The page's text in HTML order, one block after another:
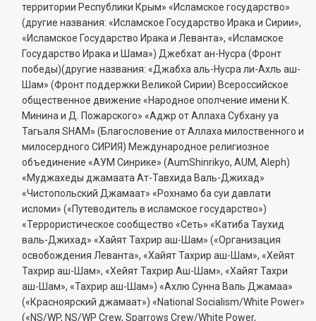
территории Республики Крым» «Исламское государство»
(другие названия: «Исламское Государство Ирака и Сирии»,
«Исламское Государство Ирака и Леванта», «Исламское
Государство Ирака и Шама») Джебхат ан-Нусра (Фронт
победы)(другие названия: «Джабха аль-Нусра ли-Ахль аш-
Шам» (Фронт поддержки Великой Сирии) Всероссийское
общественное движение «Народное ополчение имени К.
Минина и Д. Пожарского» «Аджр от Аллаха Субхану уа
Тагьаля SHAM» (Благословение от Аллаха милоственного и
милосердного СИРИЯ) Международное религиозное
объединение «АУМ Синрике» (AumShinrikyo, AUM, Aleph)
«Муджахеды джамаата Ат-Тавхида Валь-Джихад»
«Чистопольский Джамаат» «Рохнамо ба суи давлати
исломи» («Путеводитель в исламское государство»)
«Террористическое сообщество «Сеть» «Катиба Таухид
валь-Джихад» «Хайят Тахрир аш-Шам» («Организация
освобождения Леванта», «Хайят Тахрир аш-Шам», «Хейят
Тахрир аш-Шам», «Хейят Тахрир Аш-Шам», «Хайят Тахри
аш-Шам», «Тахрир аш-Шам») «Ахлю Сунна Валь Джамаа»
(«Красноярский джамаат») «National Socialism/White Power»
(«NS/WP, NS/WP Crew, Sparrows Crew/White Power,